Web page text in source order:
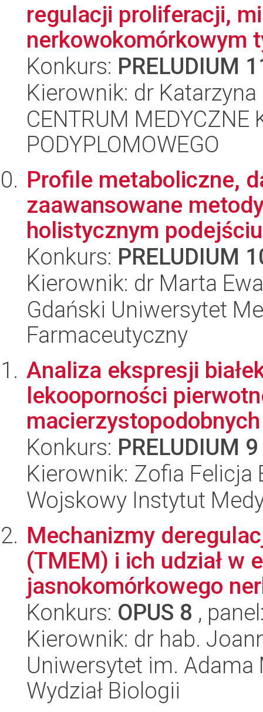
regulacji proliferacji,
nerkowokomórkowym
Konkurs: PRELUDIUM
Kierownik: dr
CENTRUM MEDYCZNE
PODYPLOMOWEGO
Profile metaboliczne,
zaawansowane
holistycznym
Konkurs: PRELUDIUM
Kierownik: dr Marta
Gdański Uniwersytet
Farmaceutyczny
Analiza ekspresji
lekooporności
Konkurs: PRELUDIUM 9
Kierownik: Zofia Felicja
Wojskowy Instytut
Mechanizmy
(TMEM) i ich udział w
jasnokomórkowego
Konkurs: OPUS 8 ,
Kierownik: dr hab.
Uniwersytet im.
Wydział Biologii